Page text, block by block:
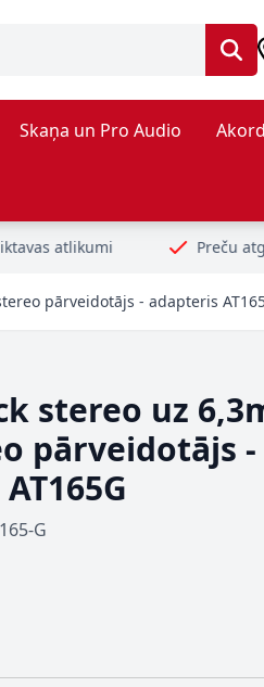
Skaņa un Pro Audio
Preču atgriešana 14 dienas
pārveidotājs - adapteris
stereo uz
pārveidotājs -
G